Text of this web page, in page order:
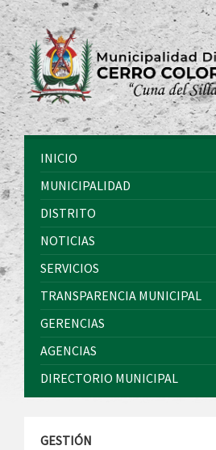
INICIO
MUNICIPALIDAD
DISTRITO
NOTICIAS
SERVICIOS
TRANSPARENCIA MUNICIPAL
GERENCIAS
AGENCIAS
DIRECTORIO MUNICIPAL
GESTIÓN